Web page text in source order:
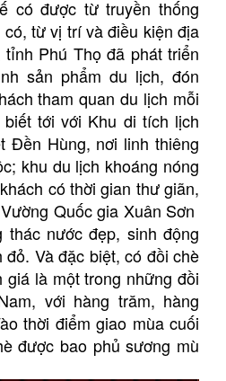
có được từ truyền thống
từ vị trí và điều kiện địa
Phú Thọ đã phát triển
sản phẩm du lịch, đón
tham quan du lịch mỗi
tới với Khu di tích lịch
Đền Hùng, nơi linh thiêng
khu du lịch khoáng nóng
có thời gian thư giãn,
Quốc gia Xuân Sơn
thác nước đẹp, sinh động
Và đặc biệt, có đồi chè
giá là một trong những đồi
với hàng trăm, hàng
thời điểm giao mùa cuối
được bao phủ sương mù